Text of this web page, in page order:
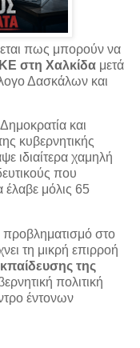
πως μπορούν να
στη Χαλκίδα μετά
Δασκάλων και
και
κυβερνητικής
ιδιαίτερα χαμηλή
που
έλαβε μόλις 65
προβληματισμό στο
τη μικρή επιρροή
της
πολιτική
έντονων